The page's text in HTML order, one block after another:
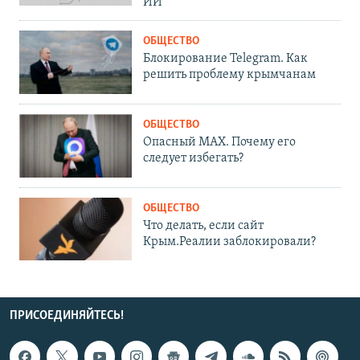
ОБЩЕСТВО
Блокирование Telegram. Как
решить проблему крымчанам
ОБЩЕСТВО
Опасный MAX. Почему его
следует избегать?
ОБЩЕСТВО
Что делать, если сайт
Крым.Реалии заблокировали?
ПРИСОЕДИНЯЙТЕСЬ!